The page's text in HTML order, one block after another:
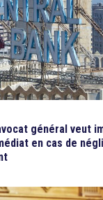
général veut
en cas de